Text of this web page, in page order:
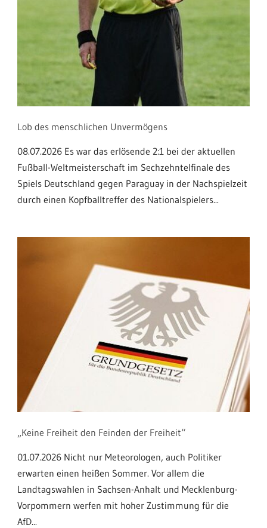
Lob des menschlichen Unvermögens
08.07.2026 Es war das erlösende 2:1 bei der aktuellen
Fußball-Weltmeisterschaft im Sechzehntelfinale des
Spiels Deutschland gegen Paraguay in der Nachspielzeit
durch einen Kopfballtreffer des Nationalspielers...
„Keine Freiheit den Feinden der Freiheit“
01.07.2026 Nicht nur Meteorologen, auch Politiker
erwarten einen heißen Sommer. Vor allem die
Landtagswahlen in Sachsen-Anhalt und Mecklenburg-
Vorpommern werfen mit hoher Zustimmung für die
AfD...